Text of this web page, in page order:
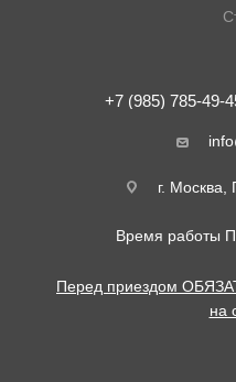
+7 (985) 785-49-
г.
Время работы
Перед приездом
на